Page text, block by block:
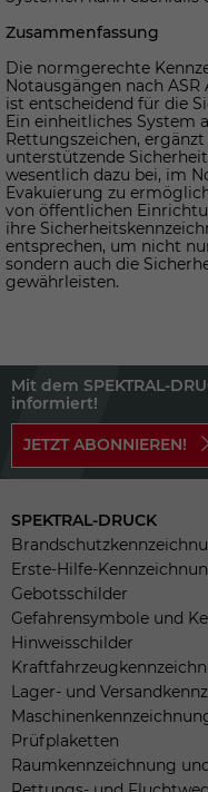
Zusammenfassung
Die normgerechte
Notausgängen nach ASR
ist entscheidend für die
Ein einheitliches System
Rettungszeichen,
unterstützende
wesentlich dazu bei, im
Evakuierung zu
von öffentlichen
ihre
entsprechen, um nicht
sondern auch die
gewährleisten.
Mit dem SPEKTRAL-
informiert!
JETZT ABONNIEREN!
SPEKTRAL-DRUCK
Erste-Hilfe-
Gebotsschilder
Gefahrensymbole und
Hinweisschilder
Lager- und
Prüfplaketten
Raumkennzeichnung